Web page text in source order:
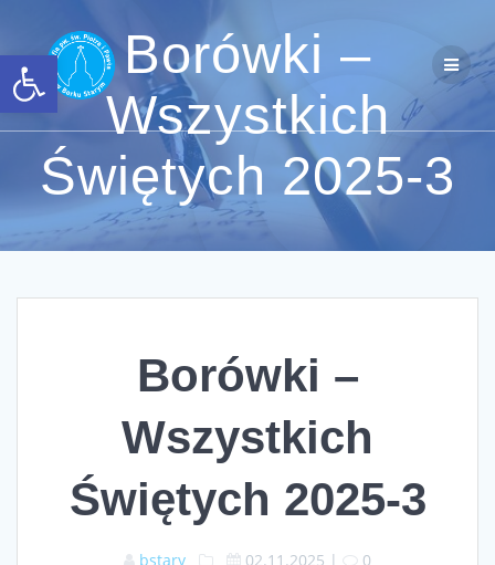
treści
Borówki –
Wszystkich
Świętych 2025-3
Borówki –
Wszystkich
Świętych 2025-3
bstary 02.11.2025 | 0
Otwórz pasek narzędzi